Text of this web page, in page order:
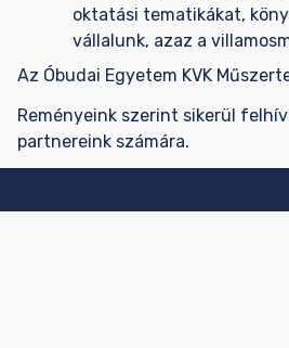
oktatási tematikákat,
vállalunk, azaz a
Az Óbudai Egyetem KVK
Reményeink szerint sikerül
partnereink számára.